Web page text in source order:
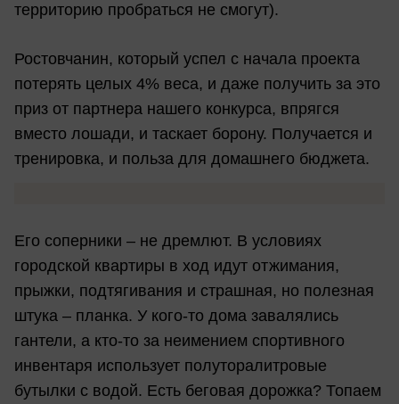
территорию пробраться не смогут).
Ростовчанин, который успел с начала проекта
потерять целых 4% веса, и даже получить за это
приз от партнера нашего конкурса, впрягся
вместо лошади, и таскает борону. Получается и
тренировка, и польза для домашнего бюджета.
Его соперники – не дремлют. В условиях
городской квартиры в ход идут отжимания,
прыжки, подтягивания и страшная, но полезная
штука – планка. У кого-то дома завалялись
гантели, а кто-то за неимением спортивного
инвентаря использует полуторалитровые
бутылки с водой. Есть беговая дорожка? Топаем